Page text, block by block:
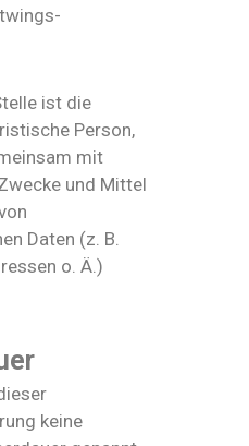
ist die
Person,
mit
und Mittel
Daten (z. B.
o. Ä.)
keine